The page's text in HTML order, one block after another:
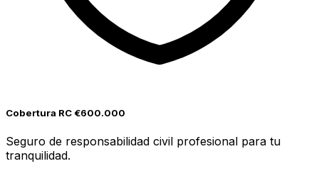
Cobertura RC €600.000
Seguro de responsabilidad civil profesional para tu
tranquilidad.